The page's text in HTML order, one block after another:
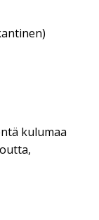
kulumaa